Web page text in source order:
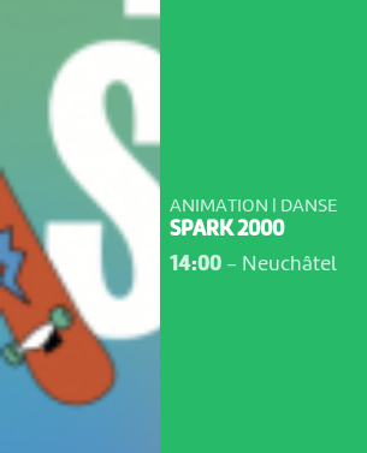
ANIMATION | DANSE
SPARK 2000
14:00- Neuchâtel